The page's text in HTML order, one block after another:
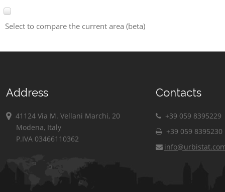
Select to compare the current area (beta)
Address
41124 Via M. Vellani Marchi, 20
Modena, Italy
P.IVA 03466110362
Contacts
+39 059 8395229
+39 059 8395230